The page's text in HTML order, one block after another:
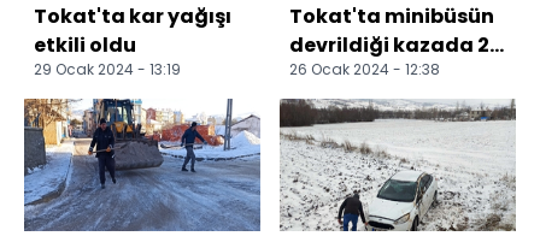
Tokat'ta kar yağışı
etkili oldu
29 Ocak 2024 - 13:19
Tokat'ta minibüsün
devrildiği kazada 2
kişi yaralandı
26 Ocak 2024 - 12:38